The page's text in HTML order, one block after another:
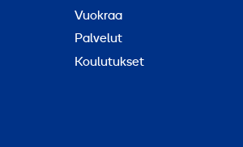
Vuokraa
Palvelut
Koulutukset